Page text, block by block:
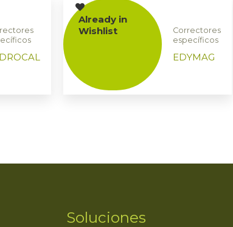
Already in
Wishlist
Correctores
específicos
EDYMAG
Soluciones